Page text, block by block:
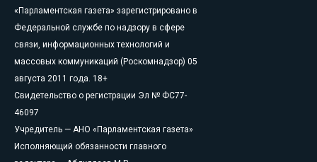
«Парламентская газета» зарегистрировано в
Федеральной службе по надзору в сфере
связи, информационных технологий и
массовых коммуникаций (Роскомнадзор) 05
августа 2011 года. 18+
Свидетельство о регистрации Эл № ФС77-
46097
Учредитель — АНО «Парламентская газета»
Исполняющий обязанности главного